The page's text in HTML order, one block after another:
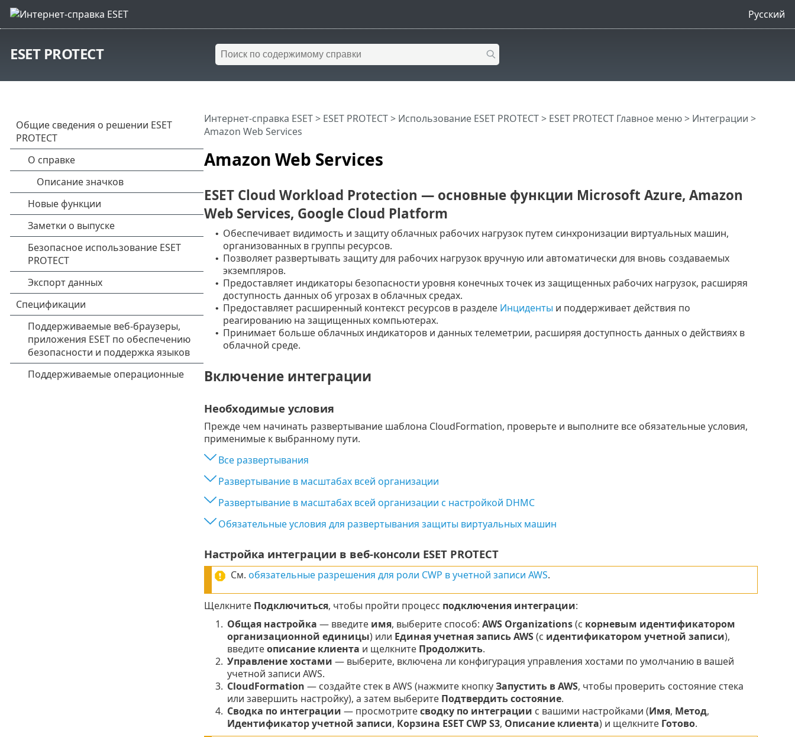
Русский
ESET PROTECT
Amazon Web Services
Интернет-справка ESET> ESET PROTECT> Использование ESET PROTECT> ESET PROTECT Главное меню> Интеграции >
Amazon Web Services
ESET Cloud Workload Protection — основные функции Microsoft Azure, Amazon
Web Services, Google Cloud Platform
• Обеспечивает видимость и защиту облачных рабочих нагрузок путем синхронизации виртуальных машин,
организованных в группы ресурсов.
• Позволяет развертывать защиту для рабочих нагрузок вручную или автоматически для вновь создаваемых
экземпляров.
• Предоставляет индикаторы безопасности уровня конечных точек из защищенных рабочих нагрузок, расширяя
доступность данных об угрозах в облачных средах.
• Предоставляет расширенный контекст ресурсов в разделе Инциденты и поддерживает действия по
реагированию на защищенных компьютерах.
• Принимает больше облачных индикаторов и данных телеметрии, расширяя доступность данных о действиях в
облачной среде.
Включение интеграции
Необходимые условия
Прежде чем начинать развертывание шаблона CloudFormation, проверьте и выполните все обязательные условия,
применимые к выбранному пути.
Все развертывания
Развертывание в масштабах всей организации
Развертывание в масштабах всей организации с настройкой DHMC
Обязательные условия для развертывания защиты виртуальных машин
Настройка интеграции в веб-консоли ESET PROTECT
См. обязательные разрешения для роли CWP в учетной записи AWS.
Щелкните Подключиться, чтобы пройти процесс подключения интеграции:
1. Общая настройка — введите имя, выберите способ: AWS Organizations(с корневым идентификатором
организационной единицы) или Единая учетная запись AWS(с идентификатором учетной записи),
введитеописание клиента и щелкните Продолжить.
2. Управление хостами — выберите, включена ли конфигурация управления хостами по умолчанию в вашей
учетной записи AWS.
3. CloudFormation — создайте стек в AWS (нажмите кнопкуЗапустить в AWS, чтобы проверить состояние стека
или завершить настройку), а затем выберите Подтвердить состояние.
4. Сводка по интеграции — просмотритесводку по интеграции с вашими настройками (Имя, Метод,
Идентификатор учетной записи, Корзина ESET CWP S3, Описание клиента) и щелкните Готово.